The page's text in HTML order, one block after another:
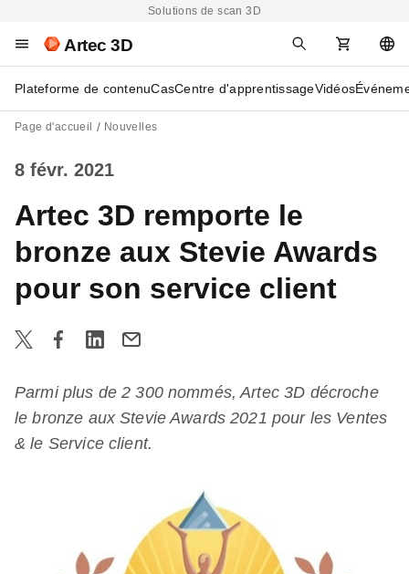
Solutions de scan 3D
Artec 3D
Plateforme de contenuCasCentre d'apprentissageVidéos
Page d'accueil Nouvelles
8 févr. 2021
Artec 3D remporte le
bronze aux Stevie Awards
pour son service client
Parmi plus de 2 300 nommés, Artec 3D décroche
le bronze aux Stevie Awards 2021 pour les Ventes
& le Service client.